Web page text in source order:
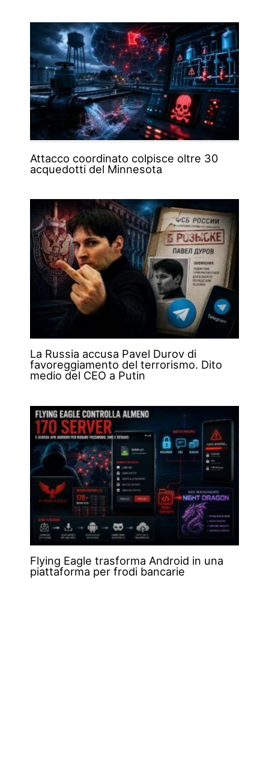
Attacco coordinato colpisce oltre 30
acquedotti del Minnesota
La Russia accusa Pavel Durov di
favoreggiamento del terrorismo. Dito
medio del CEO a Putin
Flying Eagle trasforma Android in una
piattaforma per frodi bancarie